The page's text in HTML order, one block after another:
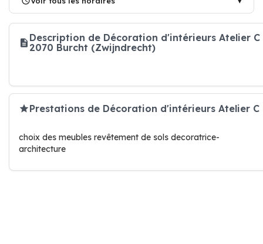
Description de Décoration d'intérieurs Atelier C
2070 Burcht (Zwijndrecht)
Prestations de Décoration d'intérieurs Atelier C
choix des meubles revêtement de sols decoratrice-
architecture